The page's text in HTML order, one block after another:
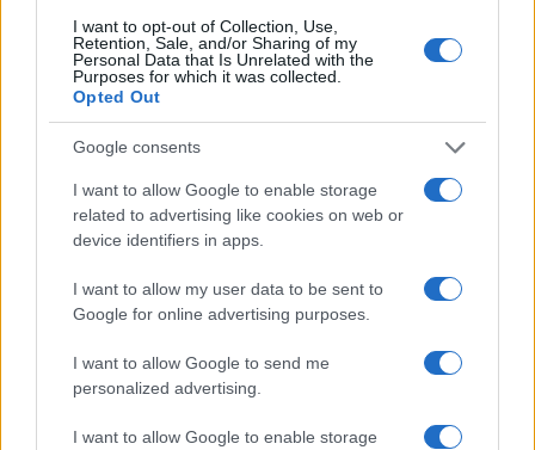
I want to opt-out of Collection, Use,
Retention, Sale, and/or Sharing of my
Personal Data that Is Unrelated with the
Purposes for which it was collected.
Opted Out
Google consents
I want to allow Google to enable storage
related to advertising like cookies on web or
device identifiers in apps.
I want to allow my user data to be sent to
Google for online advertising purposes.
I want to allow Google to send me
personalized advertising.
I want to allow Google to enable storage
Continua a leggere
LIFESTYLE